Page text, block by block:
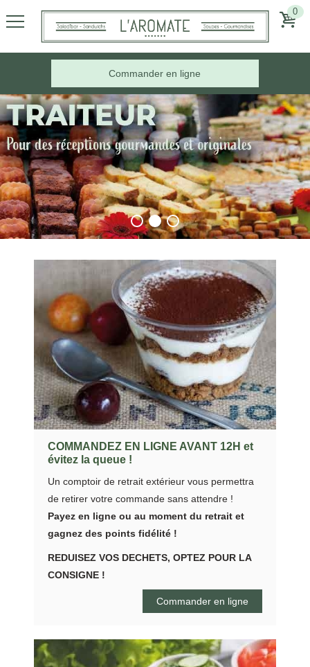
0
Commander en ligne
COMMANDEZ EN LIGNE AVANT 12H et
évitez la queue !
Un comptoir de retrait extérieur vous permettra
de retirer votre commande sans attendre !
Payez en ligne ou au moment du retrait et
gagnez des points fidélité !
REDUISEZ VOS DECHETS, OPTEZ POUR LA
CONSIGNE !
Commander en ligne